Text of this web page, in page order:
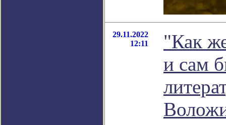
29.11.2022
12:11
"Как
и сам